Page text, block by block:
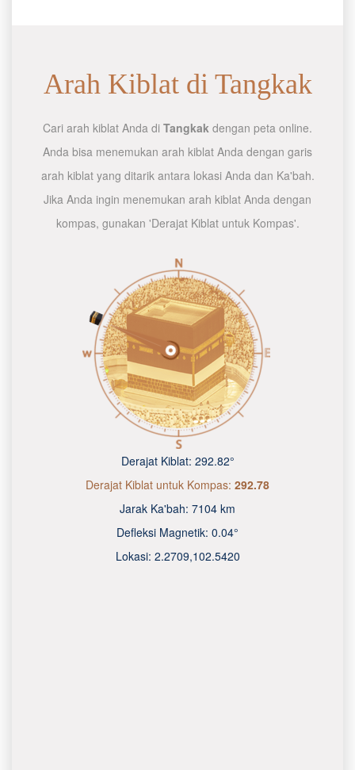
Arah Kiblat di Tangkak
Cari arah kiblat Anda di Tangkak dengan peta online.
Anda bisa menemukan arah kiblat Anda dengan garis
arah kiblat yang ditarik antara lokasi Anda dan Ka'bah.
Jika Anda ingin menemukan arah kiblat Anda dengan
kompas, gunakan 'Derajat Kiblat untuk Kompas'.
Derajat Kiblat: 292.82°
Derajat Kiblat untuk Kompas: 292.78
Jarak Ka'bah: 7104 km
Defleksi Magnetik: 0.04°
Lokasi: 2.2709,102.5420